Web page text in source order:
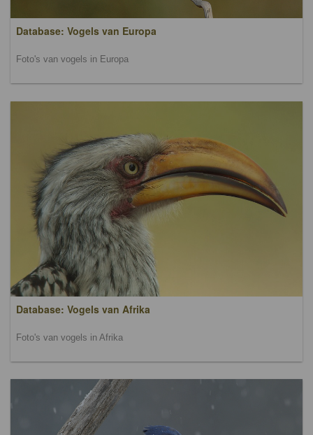
Database: Vogels van Europa
Foto's van vogels in Europa
Database: Vogels van Afrika
Foto's van vogels in Afrika